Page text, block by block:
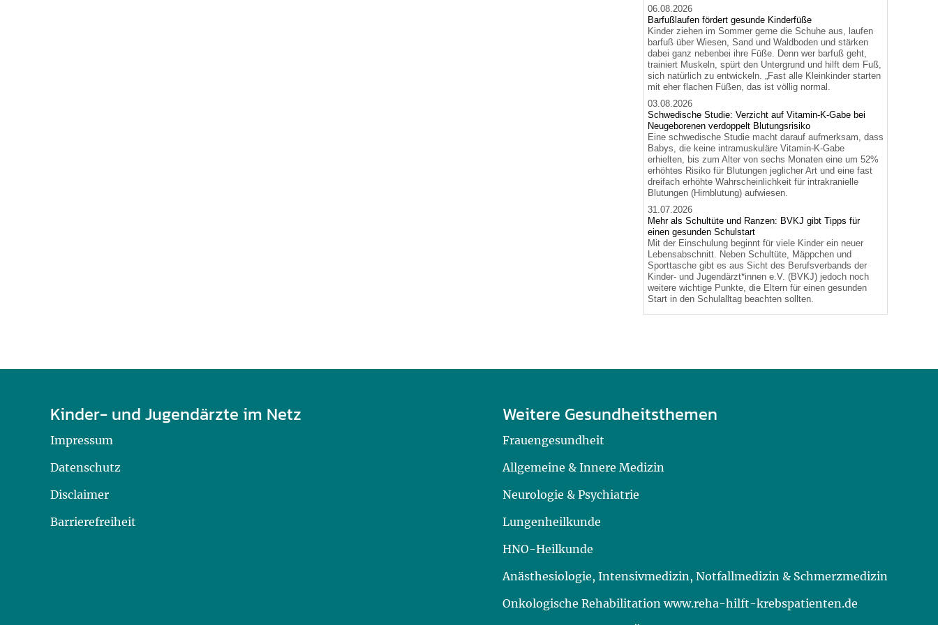
06.08.2026
Barfußlaufen fördert gesunde Kinderfüße
Kinder ziehen im Sommer gerne die Schuhe aus, laufen
barfuß über Wiesen, Sand und Waldboden und stärken
dabei ganz nebenbei ihre Füße. Denn wer barfuß geht,
trainiert Muskeln, spürt den Untergrund und hilft dem Fuß,
sich natürlich zu entwickeln. „Fast alle Kleinkinder starten
mit eher flachen Füßen, das ist völlig normal.
03.08.2026
Schwedische Studie: Verzicht auf Vitamin-K-Gabe bei
Neugeborenen verdoppelt Blutungsrisiko
Eine schwedische Studie macht darauf aufmerksam, dass
Babys, die keine intramuskuläre Vitamin-K-Gabe
erhielten, bis zum Alter von sechs Monaten eine um 52%
erhöhtes Risiko für Blutungen jeglicher Art und eine fast
dreifach erhöhte Wahrscheinlichkeit für intrakranielle
Blutungen (Hirnblutung) aufwiesen.
31.07.2026
Mehr als Schultüte und Ranzen: BVKJ gibt Tipps für
einen gesunden Schulstart
Mit der Einschulung beginnt für viele Kinder ein neuer
Lebensabschnitt. Neben Schultüte, Mäppchen und
Sporttasche gibt es aus Sicht des Berufsverbands der
Kinder- und Jugendärzt*innen e.V. (BVKJ) jedoch noch
weitere wichtige Punkte, die Eltern für einen gesunden
Start in den Schulalltag beachten sollten.
Kinder- und Jugendärzte im Netz
Impressum
Datenschutz
Disclaimer
Barrierefreiheit
Weitere Gesundheitsthemen
Frauengesundheit
Allgemeine & Innere Medizin
Neurologie & Psychiatrie
Lungenheilkunde
HNO-Heilkunde
Anästhesiologie, Intensivmedizin, Notfallmedizin & Schmerzmedizin
Onkologische Rehabilitation www.reha-hilft-krebspatienten.de